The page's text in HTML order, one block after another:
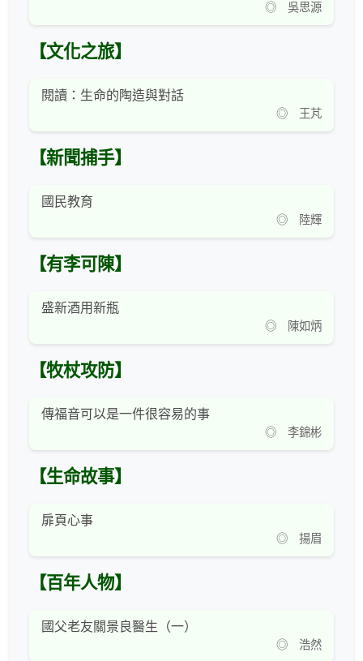
◎ 吳思源
【文化之旅】
閱讀：生命的陶造與對話
◎ 王芃
【新聞捕手】
國民教育
◎ 陸輝
【有李可陳】
盛新酒用新瓶
◎ 陳如炳
【牧杖攻防】
傳福音可以是一件很容易的事
◎ 李錦彬
【生命故事】
扉頁心事
◎ 揚眉
【百年人物】
國父老友關景良醫生（一）
◎ 浩然